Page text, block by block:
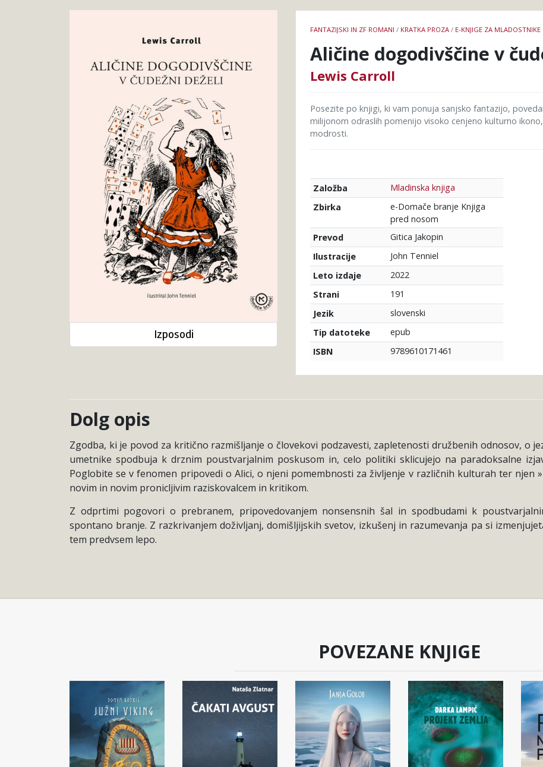
dogodivščine
knjige
FANTAZIJSKI IN ZF ROMANI / KRATKA PROZA / E-KNJIGE ZA MLADOSTNIKE
Aličine dogodivščine v
Lewis Carroll
Posezite po knjigi, ki vam ponuja sanjsko fantazijo,
milijonom odraslih pomenijo visoko cenjeno kulturno
modrosti.
Založba
Mladinska knjiga
Zbirka
e-Domače branje Knjiga
pred nosom
Prevod
Gitica Jakopin
Ilustracije
John Tenniel
Leto izdaje
2022
Strani
191
Jezik
slovenski
Tip datoteke
epub
ISBN
9789610171461
knjigo
Izposodi
Dolg opis
Zgodba, ki je povod za kritično razmišljanje o človekovi podzavesti, zapletenosti družbenih odnosov, o
umetnike spodbuja k drznim poustvarjalnim poskusom in, celo politiki sklicujejo na paradoksalne
Poglobite se v fenomen pripovedi o Alici, o njeni pomembnosti za življenje v različnih kulturah ter njen
novim in novim pronicljivim raziskovalcem in kritikom.
Z odprtimi pogovori o prebranem, pripovedovanjem nonsensnih šal in spodbudami k
spontano branje. Z razkrivanjem doživljanj, domišljijskih svetov, izkušenj in razumevanja pa si
tem predvsem lepo.
POVEZANE KNJIGE